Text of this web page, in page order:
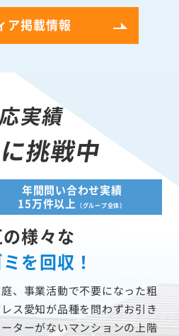
ア掲載情報
実績
挑戦中
年間問い合わせ実績
15万件以上
（グループ全体）
様々な
を回収！
、事業活動で不要になった粗
ス愛知が品種を問わずお引き
ターがないマンションの上階